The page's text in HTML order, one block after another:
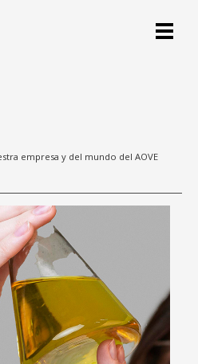
empresa y del mundo del AOVE